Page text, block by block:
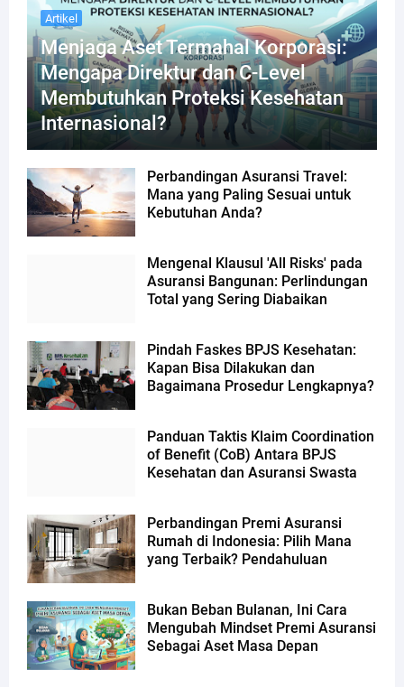
Artikel
Menjaga Aset Termahal Korporasi:
Mengapa Direktur dan C-Level
Membutuhkan Proteksi Kesehatan
Internasional?
Perbandingan Asuransi Travel:
Mana yang Paling Sesuai untuk
Kebutuhan Anda?
Mengenal Klausul 'All Risks' pada
Asuransi Bangunan: Perlindungan
Total yang Sering Diabaikan
Pindah Faskes BPJS Kesehatan:
Kapan Bisa Dilakukan dan
Bagaimana Prosedur Lengkapnya?
Panduan Taktis Klaim Coordination
of Benefit (CoB) Antara BPJS
Kesehatan dan Asuransi Swasta
Perbandingan Premi Asuransi
Rumah di Indonesia: Pilih Mana
yang Terbaik? Pendahuluan
Bukan Beban Bulanan, Ini Cara
Mengubah Mindset Premi Asuransi
Sebagai Aset Masa Depan